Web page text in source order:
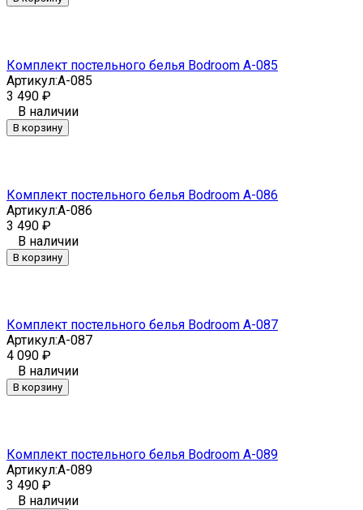
Комплект постельного белья Bodroom A-085
Артикул:A-085
3 490 ₽
В наличии
В корзину
Комплект постельного белья Bodroom A-086
Артикул:A-086
3 490 ₽
В наличии
В корзину
Комплект постельного белья Bodroom A-087
Артикул:A-087
4 090 ₽
В наличии
В корзину
Комплект постельного белья Bodroom A-089
Артикул:A-089
3 490 ₽
В наличии